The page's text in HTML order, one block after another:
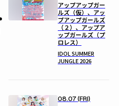
アップアップガー
ルズ（仮）、アッ
プアップガールズ
（２）、アップア
ップガールズ（プ
ロレス）
IDOL SUMMER
JUNGLE 2026
08.07 (FRI)